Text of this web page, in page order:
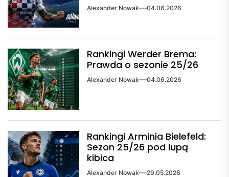
Alexander Nowak 04.06.2026
Rankingi Werder Brema:
Prawda o sezonie 25/26
Alexander Nowak 04.06.2026
Rankingi Arminia Bielefeld:
Sezon 25/26 pod lupą
kibica
Alexander Nowak 29.05.2026